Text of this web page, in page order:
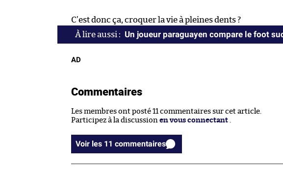
C’est donc ça, croquer la vie à pleines dents ?
Un joueur paraguayen compare le foot
AD
Commentaires
Les membres ont posté 11 commentaires sur cet article.
Participez à la discussion en vous connectant .
Voir les 11 commentaires